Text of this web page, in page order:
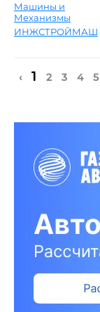
Машины и
Механизмы
ИНЖСТРОЙМАШ
‹ 1 2 3 4 5